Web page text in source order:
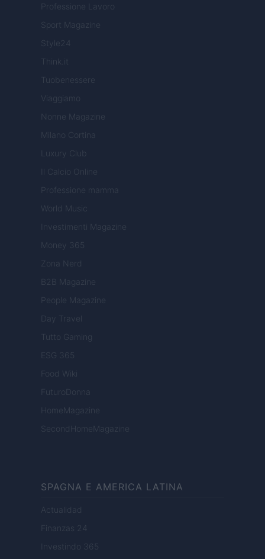
Professione Lavoro
Sport Magazine
Style24
Think.it
Tuobenessere
Viaggiamo
Nonne Magazine
Milano Cortina
Luxury Club
Il Calcio Online
Professione mamma
World Music
Investimenti Magazine
Money 365
Zona Nerd
B2B Magazine
People Magazine
Day Travel
Tutto Gaming
ESG 365
Food Wiki
FuturoDonna
HomeMagazine
SecondHomeMagazine
SPAGNA E AMERICA LATINA
Actualidad
Finanzas 24
Investindo 365